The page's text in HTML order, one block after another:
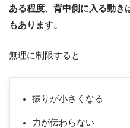
ある程度、背中側に入る動き
もあります。
無理に制限すると
振りが小さくなる
力が伝わらない